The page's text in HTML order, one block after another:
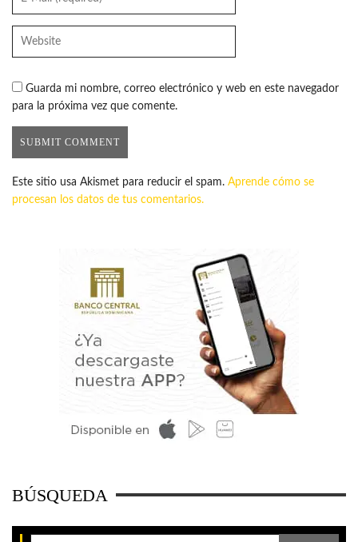
Guarda mi nombre, correo electrónico y web en este navegador
para la próxima vez que comente.
Este sitio usa Akismet para reducir el spam. Aprende cómo se
procesan los datos de tus comentarios.
BÚSQUEDA